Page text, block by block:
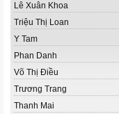
Lê Xuân Khoa
Triệu Thị Loan
Y Tam
Phan Danh
Võ Thị Điều
Trương Trang
Thanh Mai